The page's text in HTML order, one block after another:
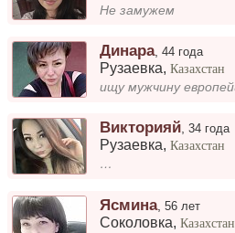
Не замужем
Динара,44 года
Рузаевка,Казахстан
Викторияй ,34 года
Рузаевка,Казахстан
…
Ясмина,56 лет
Соколовка,Казахстан